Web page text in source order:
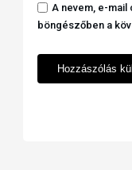
A nevem, e-
böngészőben a